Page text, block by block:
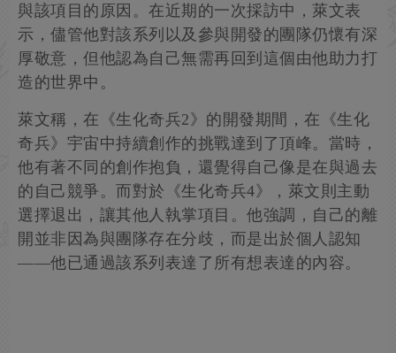
與該項目的原因。在近期的一次採訪中，萊文表
示，儘管他對該系列以及參與開發的團隊仍懷有深
厚敬意，但他認為自己無需再回到這個由他助力打
造的世界中。
萊文稱，在《生化奇兵2》的開發期間，在《生化
奇兵》宇宙中持續創作的挑戰達到了頂峰。當時，
他有著不同的創作抱負，還覺得自己像是在與過去
的自己競爭。而對於《生化奇兵4》，萊文則主動
選擇退出，讓其他人執掌項目。他強調，自己的離
開並非因為與團隊存在分歧，而是出於個人認知
——他已通過該系列表達了所有想表達的內容。